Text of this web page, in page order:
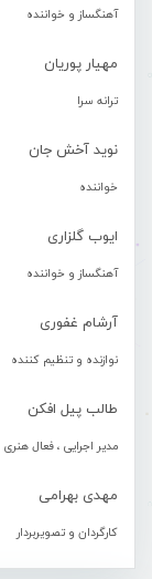
آهنگساز و خواننده
مهیار پوریان
ترانه سرا
نوید آخش جان
خواننده
ایوب گلزاری
آهنگساز و خواننده
آرشام غفوری
نوازنده و تنظیم کننده
طالب پیل افکن
مدیر اجرایی ، فعال هنری
مهدی بهرامی
کارگردان و تصویربردار